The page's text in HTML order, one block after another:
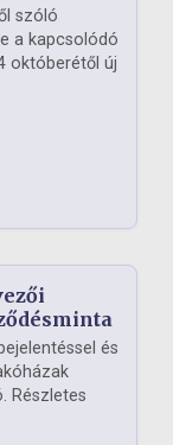
szóló
a kapcsolódó
októberétől új
és
Részletes